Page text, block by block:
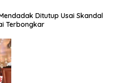
Ditutup Usai Skandal
Terbongkar